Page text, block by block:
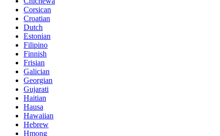
Corsican
Croatian
Dutch
Estonian
Filipino
Finnish
Frisian
Galician
Georgian
Gujarati
Haitian
Hausa
Hawaiian
Hebrew
Hmong